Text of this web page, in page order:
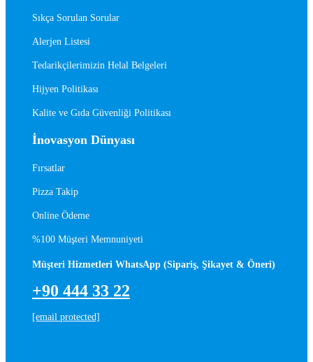
Sıkça Sorulan Sorular
Alerjen Listesi
Tedarikçilerimizin Helal Belgeleri
Hijyen Politikası
Kalite ve Gıda Güvenliği Politikası
İnovasyon Dünyası
Fırsatlar
Pizza Takip
Online Ödeme
%100 Müşteri Memnuniyeti
Müşteri Hizmetleri WhatsApp (Sipariş, Şikayet & Öneri)
+90 444 33 22
[email protected]